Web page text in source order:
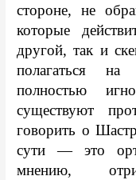
стороне, не
которые
другой, так и
полагаться на
полностью
существуют
говорить о
сути — это
мнению,